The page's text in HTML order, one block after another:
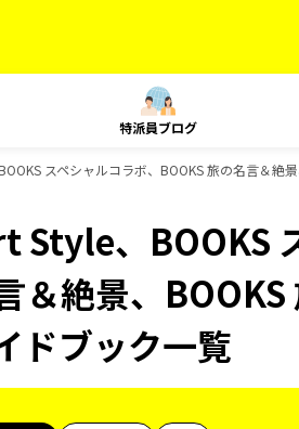
特派員ブログ
スペシャルコラボ、BOOKS 旅の名言＆絶
Style、BOOKS
＆絶景、BOOKS
ドブック一覧